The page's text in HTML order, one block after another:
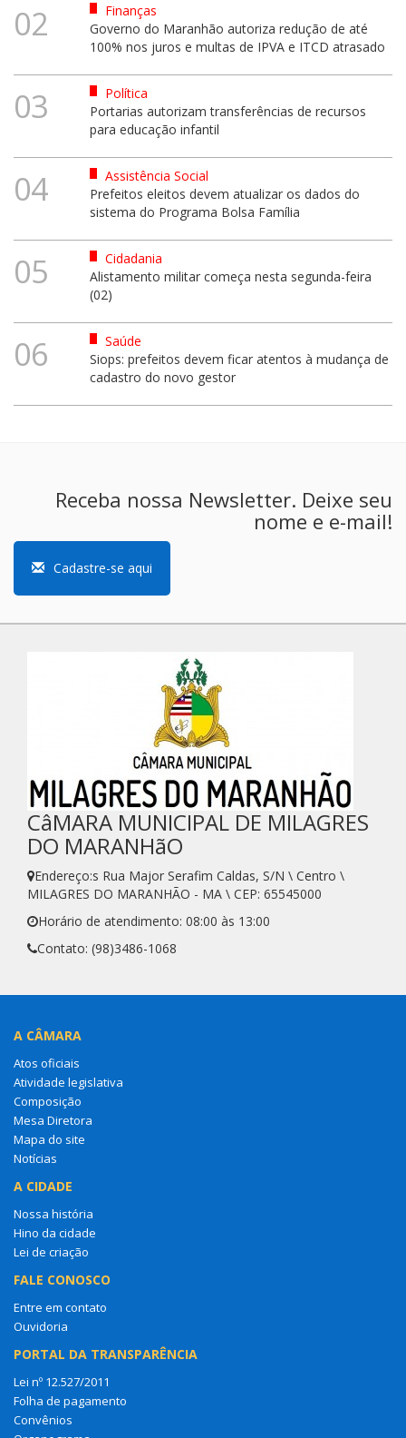
02
Finanças
Governo do Maranhão autoriza redução de até
100% nos juros e multas de IPVA e ITCD atrasado
03
Política
Portarias autorizam transferências de recursos
para educação infantil
04
Assistência Social
Prefeitos eleitos devem atualizar os dados do
sistema do Programa Bolsa Família
05
Cidadania
Alistamento militar começa nesta segunda-feira
(02)
06
Saúde
Siops: prefeitos devem ficar atentos à mudança de
cadastro do novo gestor
Receba nossa Newsletter. Deixe seu
nome e e-mail!
Cadastre-se aqui
CâMARA MUNICIPAL DE MILAGRES
DO MARANHãO
Endereço:s Rua Major Serafim Caldas, S/N \ Centro \
MILAGRES DO MARANHÃO - MA \ CEP: 65545000
Horário de atendimento: 08:00 às 13:00
Contato: (98)3486-1068
A CÂMARA
Atos oficiais
Atividade legislativa
Composição
Mesa Diretora
Mapa do site
Notícias
A CIDADE
Nossa história
Hino da cidade
Lei de criação
FALE CONOSCO
Entre em contato
Ouvidoria
PORTAL DA TRANSPARÊNCIA
Lei nº 12.527/2011
Folha de pagamento
Convênios